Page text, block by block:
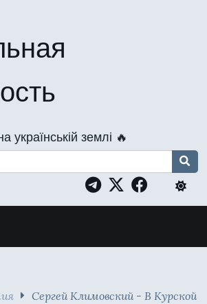
українській землі 🔥
Сергей Климовский - В Курской